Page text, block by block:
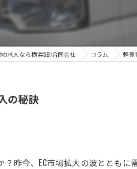
求人なら横浜SBI合同会社 コラム 軽貨
の秘訣
昨今、EC市場拡大の波ととも